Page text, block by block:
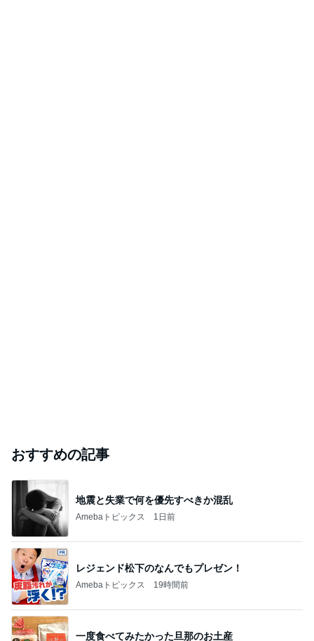
おすすめの記事
地震と失業で何を優先すべきか混乱
Amebaトピックス 1日前
レジェンド松下のなんでもプレゼン！
Amebaトピックス 19時間前
一度食べてみたかった旦那のお土産